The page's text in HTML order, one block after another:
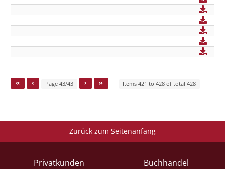
Page 43/43 Items 421 to 428 of total 428
Zurück zum Seitenanfang
Privatkunden Buchhandel